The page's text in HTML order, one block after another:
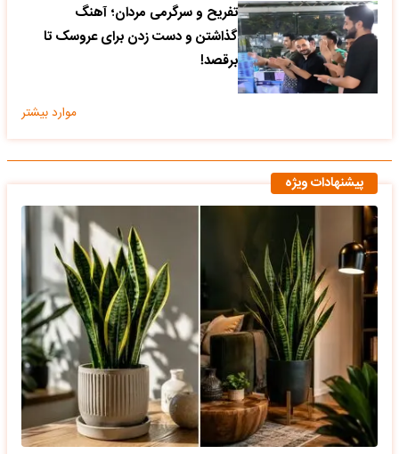
تفریح و سرگرمی مردان؛ آهنگ
گذاشتن و دست زدن برای عروسک تا
برقصد!
موارد بیشتر
پیشنهادات ویژه